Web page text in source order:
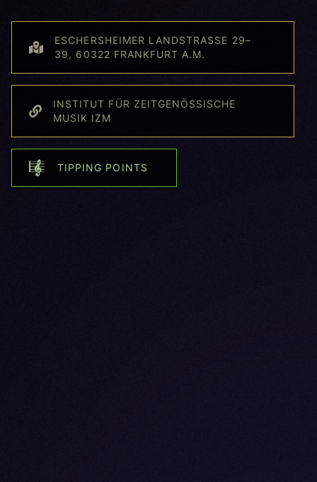
ESCHERSHEIMER LANDSTRASSE 29–3
9, 60322 FRANKFURT A.M.
INSTITUT FÜR ZEITGENÖSSISCHE
MUSIK IZM
TIPPING POINTS